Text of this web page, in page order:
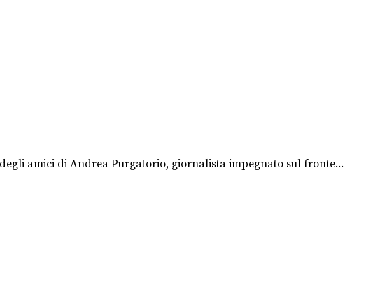
amici di Andrea Purgatorio, giornalista impegnato sul fronte...